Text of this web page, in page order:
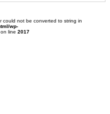
could not be converted to string in
wp-
on line 2017